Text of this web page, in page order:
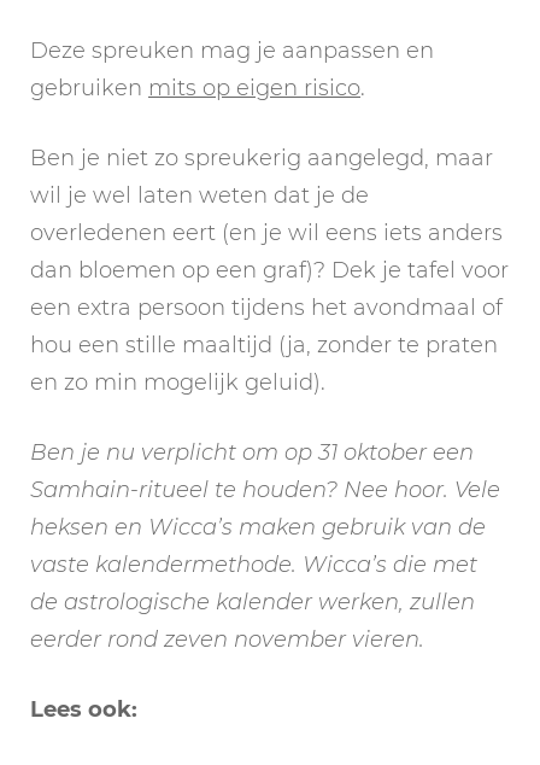
Deze spreuken mag je aanpassen en
gebruiken mits op eigen risico.
Ben je niet zo spreukerig aangelegd, maar
wil je wel laten weten dat je de
overledenen eert (en je wil eens iets anders
dan bloemen op een graf)? Dek je tafel voor
een extra persoon tijdens het avondmaal of
hou een stille maaltijd (ja, zonder te praten
en zo min mogelijk geluid).
Ben je nu verplicht om op 31 oktober een
Samhain-ritueel te houden? Nee hoor. Vele
heksen en Wicca’s maken gebruik van de
vaste kalendermethode. Wicca’s die met
de astrologische kalender werken, zullen
eerder rond zeven november vieren.
Lees ook: